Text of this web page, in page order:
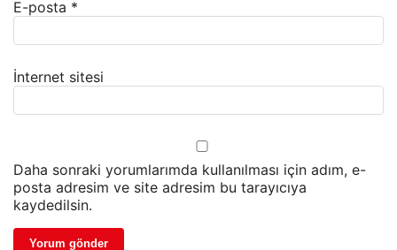
E-posta *
İnternet sitesi
Daha sonraki yorumlarımda kullanılması için adım, e-
posta adresim ve site adresim bu tarayıcıya
kaydedilsin.